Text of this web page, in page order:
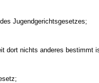
Jugendgerichtsgesetzes;
dort nichts anderes bestimmt